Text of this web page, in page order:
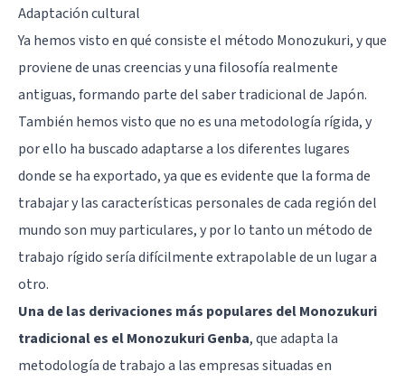
Adaptación cultural
Ya hemos visto en qué consiste el método Monozukuri, y que
proviene de unas creencias y una filosofía realmente
antiguas, formando parte del saber tradicional de Japón.
También hemos visto que no es una metodología rígida, y
por ello ha buscado adaptarse a los diferentes lugares
donde se ha exportado, ya que es evidente que la forma de
trabajar y las características personales de cada región del
mundo son muy particulares, y por lo tanto un método de
trabajo rígido sería difícilmente extrapolable de un lugar a
otro.
Una de las derivaciones más populares del Monozukuri
tradicional es el Monozukuri Genba, que adapta la
metodología de trabajo a las empresas situadas en